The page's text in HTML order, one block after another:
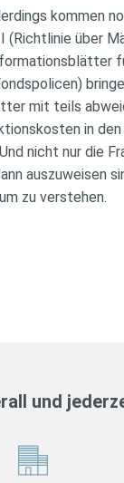
kommen
(Richtlinie über
mit teils
in
nicht nur die
auszuweisen
zu verstehen.
und